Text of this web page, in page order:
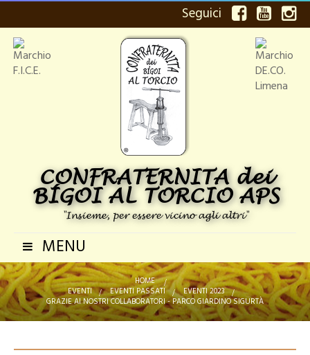
Seguici
CONFRATERNITA dei
BÍGOI AL TORCIO APS
"Insieme, per essere vicino agli altri"
Navigazione
Toggle
MENU
HOME
>
EVENTI > EVENTI PASSATI > EVENTI 2023 >
GRAZIE AI NOSTRI COLLABORATORI - PARCO GIARDINO SIGURTÀ